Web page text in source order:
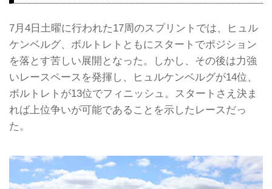
7月4日土曜に行われた17周のスプリントでは、ヒュル
ケンベルグ、ボルトレトともにスタートでポジション
を落とす苦しい展開となった。しかし、その後は力強
いレースペースを発揮し、ヒュルケンベルグが14位、
ボルトレトが13位でフィニッシュ。スタートさえ決ま
れば上位争いが可能であることを示したレースだっ
た。